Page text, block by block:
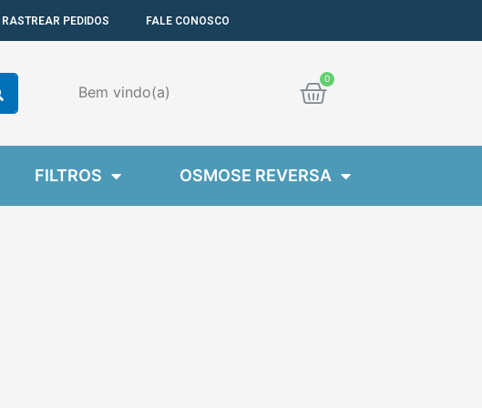
RASTREAR PEDIDOS FALE CONOSCO
Search
Bem vindo(a) Cart
FILTROS OSMOSE REVERSA